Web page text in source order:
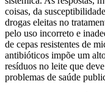
coisas, da
drogas eleitas no
pelo uso incorreto e
de cepas resistentes de
antibióticos impõe um
resíduos no leite que
problemas de saúde